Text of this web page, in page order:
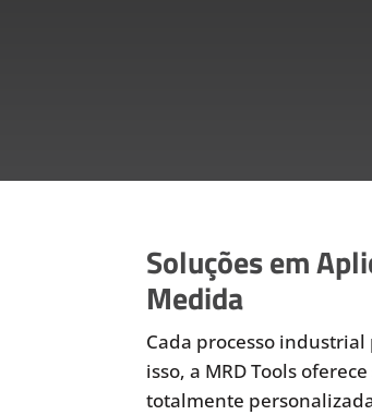
Soluções em
Medida
Cada processo
isso, a MRD Tools oferece
totalmente